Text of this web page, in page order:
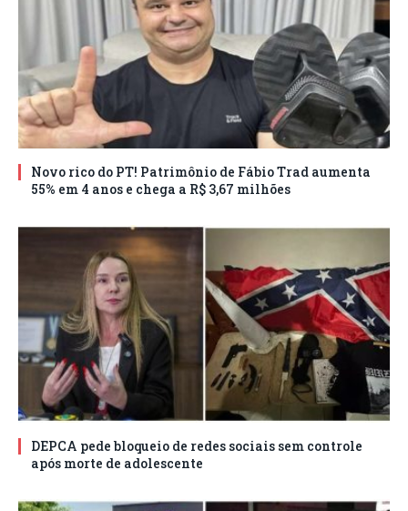
Novo rico do PT! Patrimônio de Fábio Trad aumenta
55% em 4 anos e chega a R$ 3,67 milhões
DEPCA pede bloqueio de redes sociais sem controle
após morte de adolescente